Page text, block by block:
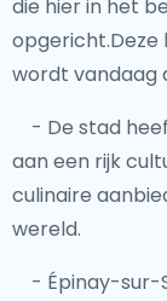
die hier in het
opgericht.Deze
wordt vandaag
- De stad
aan een rijk
culinaire
wereld.
- Épinay-sur-